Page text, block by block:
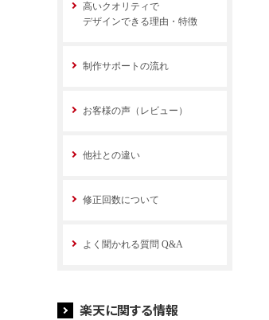
高いクオリティで
デザインできる理由・特徴
制作サポートの流れ
お客様の声（レビュー）
他社との違い
修正回数について
よく聞かれる質問 Q&A
楽天に関する情報